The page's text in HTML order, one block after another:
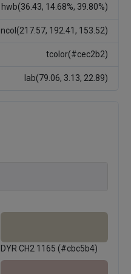
hwb(36.43, 14.68%, 39.80%)
ncol(217.57, 192.41, 153.52)
tcolor(#cec2b2)
lab(79.06, 3.13, 22.89)
DYR CH2 1165 (#cbc5b4)